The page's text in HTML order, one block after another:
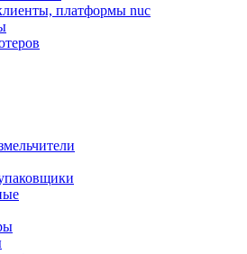
машины
камеры
машины
платформы nuc